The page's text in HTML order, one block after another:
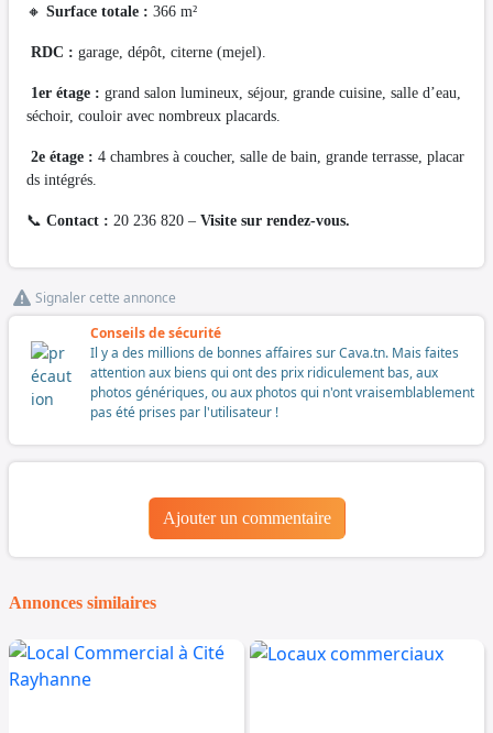
🔸 Surface totale : 366 m²
RDC : garage, dépôt, citerne (mejel).
1er étage : grand salon lumineux, séjour, grande cuisine, salle d’eau,
séchoir, couloir avec nombreux placards.
2e étage : 4 chambres à coucher, salle de bain, grande terrasse, placar
ds intégrés.
📞 Contact : 20 236 820 – Visite sur rendez-vous.
Signaler cette annonce
Conseils de sécurité
Il y a des millions de bonnes affaires sur Cava.tn. Mais faites
attention aux biens qui ont des prix ridiculement bas, aux
photos génériques, ou aux photos qui n'ont vraisemblablement
pas été prises par l'utilisateur !
Ajouter un commentaire
Annonces similaires